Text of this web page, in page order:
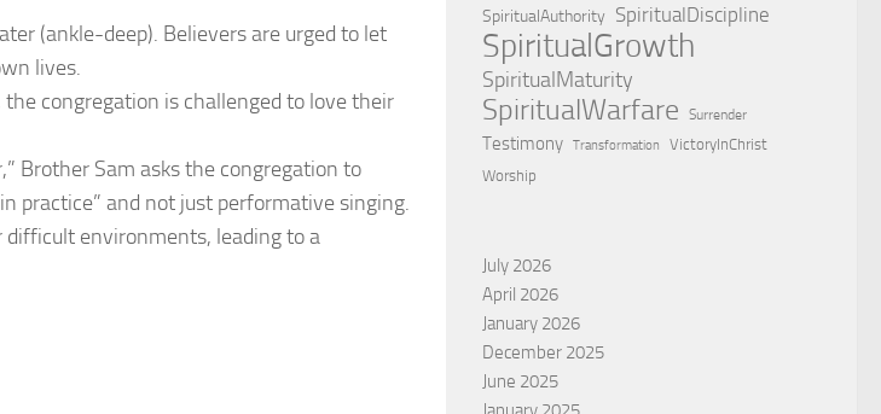
(ankle-deep). Believers are urged to let
lives.
congregation is challenged to love their
Brother Sam asks the congregation to
practice” and not just performative singing.
difficult environments, leading to a
SpiritualAuthority SpiritualDiscipline
SpiritualGrowth
SpiritualMaturity
SpiritualWarfare Surrender
Testimony Transformation
VictoryInChrist
Worship
July 2026
April 2026
January 2026
December 2025
June 2025